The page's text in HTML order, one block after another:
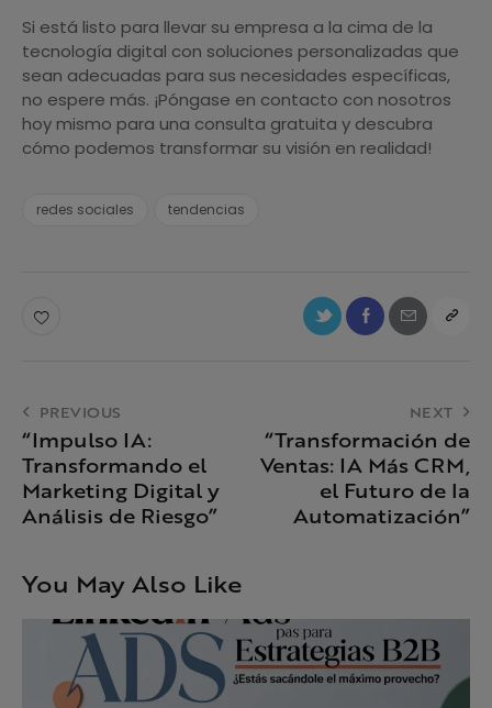
Si está listo para llevar su empresa a la cima de la
tecnología digital con soluciones personalizadas que
sean adecuadas para sus necesidades específicas,
no espere más. ¡Póngase en contacto con nosotros
hoy mismo para una consulta gratuita y descubra
cómo podemos transformar su visión en realidad!
redes sociales tendencias
PREVIOUS
“Impulso IA:
Transformando el
Marketing Digital y
Análisis de Riesgo”
NEXT
“Transformación de
Ventas: IA Más CRM,
el Futuro de la
Automatización”
You May Also Like